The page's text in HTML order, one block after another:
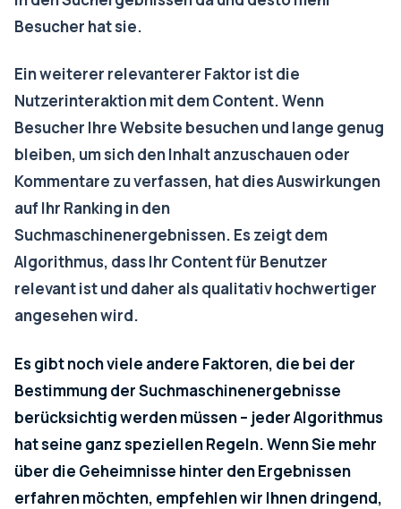
Besucher hat sie.
Ein weiterer relevanterer Faktor ist die
Nutzerinteraktion mit dem Content. Wenn
Besucher Ihre Website besuchen und lange genug
bleiben, um sich den Inhalt anzuschauen oder
Kommentare zu verfassen, hat dies Auswirkungen
auf Ihr Ranking in den
Suchmaschinenergebnissen. Es zeigt dem
Algorithmus, dass Ihr Content für Benutzer
relevant ist und daher als qualitativ hochwertiger
angesehen wird.
Es gibt noch viele andere Faktoren, die bei der
Bestimmung der Suchmaschinenergebnisse
berücksichtig werden müssen – jeder Algorithmus
hat seine ganz speziellen Regeln. Wenn Sie mehr
über die Geheimnisse hinter den Ergebnissen
erfahren möchten, empfehlen wir Ihnen dringend,